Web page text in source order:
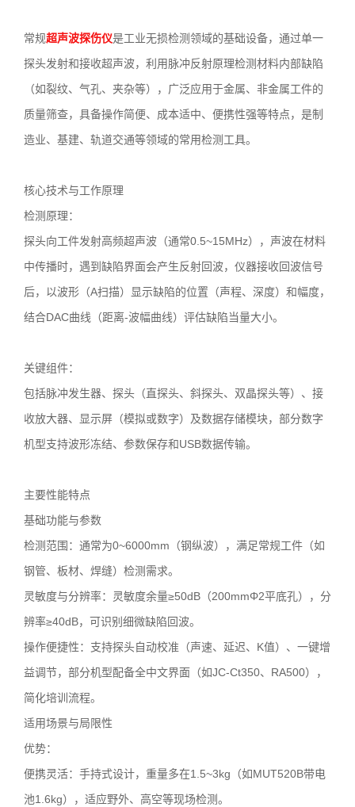
常规超声波探伤仪是工业无损检测领域的基础设备，通过单一
探头发射和接收超声波，利用脉冲反射原理检测材料内部缺陷
（如裂纹、气孔、夹杂等），广泛应用于金属、非金属工件的
质量筛查，具备操作简便、成本适中、便携性强等特点，是制
造业、基建、轨道交通等领域的常用检测工具。
核心技术与工作原理
检测原理：
探头向工件发射高频超声波（通常0.5~15MHz），声波在材料
中传播时，遇到缺陷界面会产生反射回波，仪器接收回波信号
后，以波形（A扫描）显示缺陷的位置（声程、深度）和幅度，
结合DAC曲线（距离-波幅曲线）评估缺陷当量大小。
关键组件：
包括脉冲发生器、探头（直探头、斜探头、双晶探头等）、接
收放大器、显示屏（模拟或数字）及数据存储模块，部分数字
机型支持波形冻结、参数保存和USB数据传输。
主要性能特点
基础功能与参数
检测范围：通常为0~6000mm（钢纵波），满足常规工件（如
钢管、板材、焊缝）检测需求。
灵敏度与分辨率：灵敏度余量≥50dB（200mmΦ2平底孔），分
辨率≥40dB，可识别细微缺陷回波。
操作便捷性：支持探头自动校准（声速、延迟、K值）、一键增
益调节，部分机型配备全中文界面（如JC-Ct350、RA500），
简化培训流程。
适用场景与局限性
优势：
便携灵活：手持式设计，重量多在1.5~3kg（如MUT520B带电
池1.6kg），适应野外、高空等现场检测。
3636